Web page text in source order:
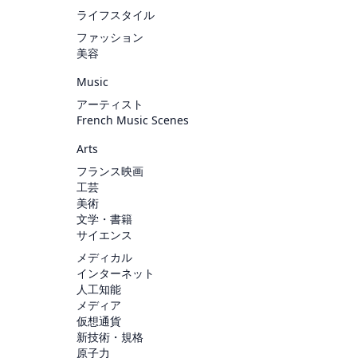
ライフスタイル
ファッション
美容
Music
アーティスト
French Music Scenes
Arts
フランス映画
工芸
美術
文学・書籍
サイエンス
メディカル
インターネット
人工知能
メディア
仮想通貨
新技術・規格
原子力